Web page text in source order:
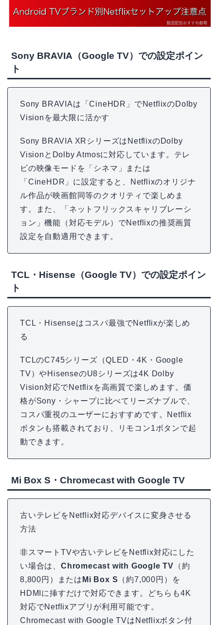
Sony BRAVIA（Google TV）での設定ポイン
ト
Sony BRAVIAは「CineHDR」でNetflixのDolby
Visionを最大限に活かす
Sony BRAVIA XRシリーズはNetflixのDolby
VisionとDolby Atmosに対応しています。テレ
ビの映像モードを「シネマ」または
「CineHDR」に設定すると、Netflixのオリジナ
ル作品が映画館同等のクオリティで楽しめま
す。また、「ネットフリックスキャリブレーシ
ョン」機能（対応モデル）でNetflixの推奨画質
設定を自動適用できます。
TCL・Hisense（Google TV）での設定ポイン
ト
TCL・Hisenseはコスパ最強でNetflixが楽しめ
る
TCLのC745シリーズ（QLED・4K・Google
TV）やHisenseのU8シリーズは4K Dolby
Vision対応でNetflixを高画質で楽しめます。価
格がSony・シャープに比べてリーズナブルで、
コスパ重視のユーザーにおすすめです。Netflix
ボタンも搭載されており、リモコン1ボタンで起
動できます。
Mi Box S・Chromecast with Google TV
古いテレビをNetflix対応デバイスに変身させる
方法
非スマートTVや古いテレビをNetflix対応にした
い場合は、 Chromecast with Google TV （約
8,800円）または Mi Box S （約7,000円）を
HDMIに挿すだけで対応できます。どちらも4K
対応でNetflixアプリが利用可能です。
Chromecast with Google TVはNetflixボタン付